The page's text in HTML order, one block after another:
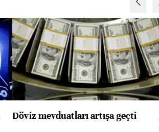
Döviz mevduatları artışa geçti